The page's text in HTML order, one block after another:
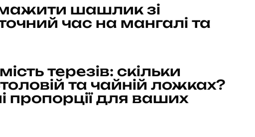
шашлик зі
час на мангалі та
терезів: скільки
та чайній ложках?
пропорції для ваших